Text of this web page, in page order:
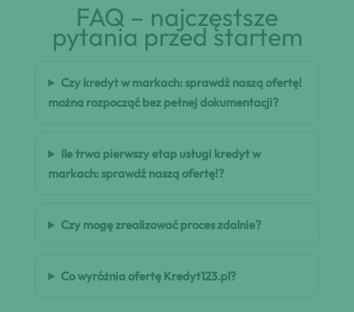
FAQ – najczęstsze
pytania przed startem
Czy kredyt w markach: sprawdź naszą ofertę!
można rozpocząć bez pełnej dokumentacji?
Ile trwa pierwszy etap usługi kredyt w
markach: sprawdź naszą ofertę!?
Czy mogę zrealizować proces zdalnie?
Co wyróżnia ofertę Kredyt123.pl?